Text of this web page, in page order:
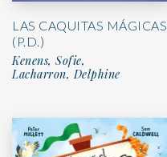
LAS CAQUITAS MÁGICAS
(P.D.)
Kenens, Sofie,
Lacharron, Delphine